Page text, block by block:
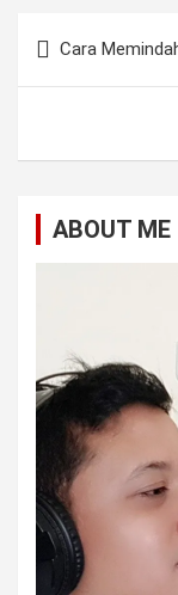
navigation
Cara
ABOUT ME